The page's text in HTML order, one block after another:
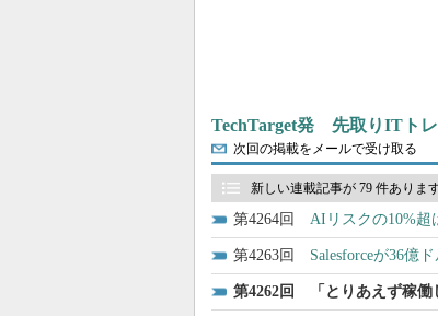
TechTarget発 先取りITト
次回の掲載をメールで受け取る
新しい連載記事が 79 件ありま
4264 AIリスクの10%
4263 Salesforceが36億
4262 「とりあえず稼